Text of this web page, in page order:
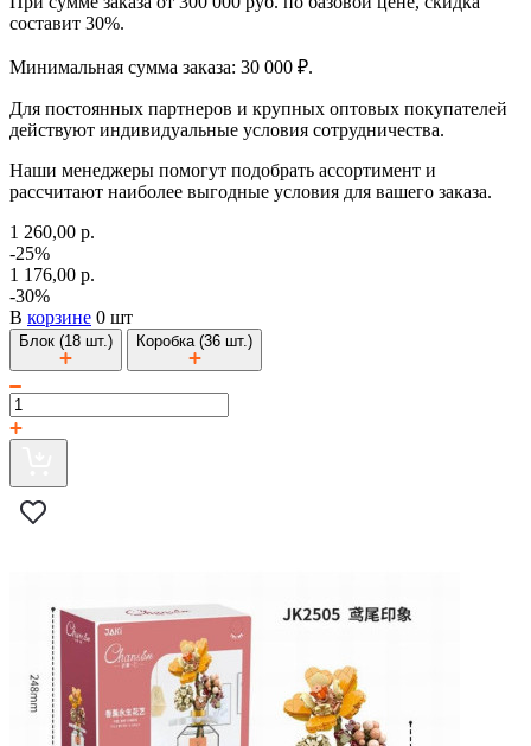
составит 30%.
Минимальная сумма заказа: 30 000 ₽.
Для постоянных партнеров и крупных оптовых покупателей
действуют индивидуальные условия сотрудничества.
Наши менеджеры помогут подобрать ассортимент и
рассчитают наиболее выгодные условия для вашего заказа.
1 260,00 р.
-25%
1 176,00 р.
-30%
В корзине 0 шт
Блок (18 шт.) Коробка (36 шт.)